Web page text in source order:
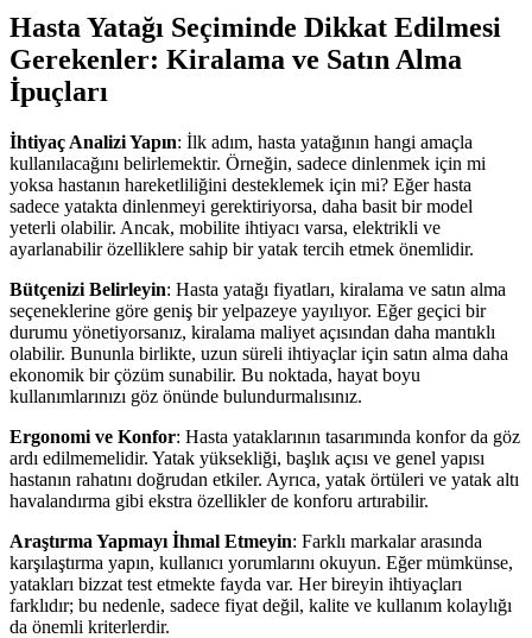
Hasta Yatağı Seçiminde Dikkat Edilmesi
Gerekenler: Kiralama ve Satın Alma
İpuçları
İhtiyaç Analizi Yapın: İlk adım, hasta yatağının hangi amaçla
kullanılacağını belirlemektir. Örneğin, sadece dinlenmek için mi
yoksa hastanın hareketliliğini desteklemek için mi? Eğer hasta
sadece yatakta dinlenmeyi gerektiriyorsa, daha basit bir model
yeterli olabilir. Ancak, mobilite ihtiyacı varsa, elektrikli ve
ayarlanabilir özelliklere sahip bir yatak tercih etmek önemlidir.
Bütçenizi Belirleyin: Hasta yatağı fiyatları, kiralama ve satın alma
seçeneklerine göre geniş bir yelpazeye yayılıyor. Eğer geçici bir
durumu yönetiyorsanız, kiralama maliyet açısından daha mantıklı
olabilir. Bununla birlikte, uzun süreli ihtiyaçlar için satın alma daha
ekonomik bir çözüm sunabilir. Bu noktada, hayat boyu
kullanımlarınızı göz önünde bulundurmalısınız.
Ergonomi ve Konfor: Hasta yataklarının tasarımında konfor da göz
ardı edilmemelidir. Yatak yüksekliği, başlık açısı ve genel yapısı
hastanın rahatını doğrudan etkiler. Ayrıca, yatak örtüleri ve yatak altı
havalandırma gibi ekstra özellikler de konforu artırabilir.
Araştırma Yapmayı İhmal Etmeyin: Farklı markalar arasında
karşılaştırma yapın, kullanıcı yorumlarını okuyun. Eğer mümkünse,
yatakları bizzat test etmekte fayda var. Her bireyin ihtiyaçları
farklıdır; bu nedenle, sadece fiyat değil, kalite ve kullanım kolaylığı
da önemli kriterlerdir.